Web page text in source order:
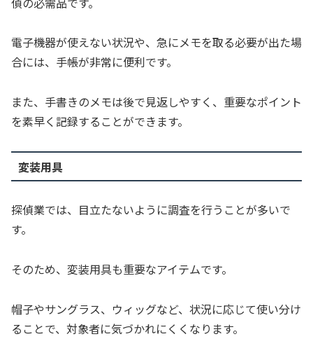
電子機器が使えない状況や、急にメモを取る必要が出た場
合には、手帳が非常に便利です。
また、手書きのメモは後で見返しやすく、重要なポイント
を素早く記録することができます。
変装用具
探偵業では、目立たないように調査を行うことが多いで
す。
そのため、変装用具も重要なアイテムです。
帽子やサングラス、ウィッグなど、状況に応じて使い分け
ることで、対象者に気づかれにくくなります。